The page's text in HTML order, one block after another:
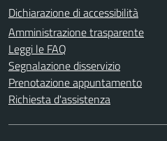
Dichiarazione di accessibilità
Amministrazione trasparente
Leggi le FAQ
Segnalazione disservizio
Prenotazione appuntamento
Richiesta d'assistenza